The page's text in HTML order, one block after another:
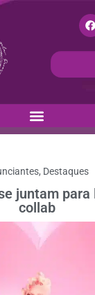
, Destaques
juntam
collab